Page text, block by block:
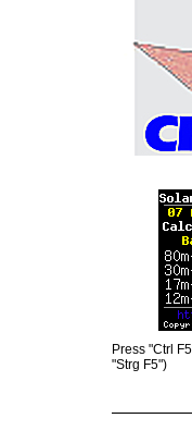
Press "Ctrl
"Strg F5")